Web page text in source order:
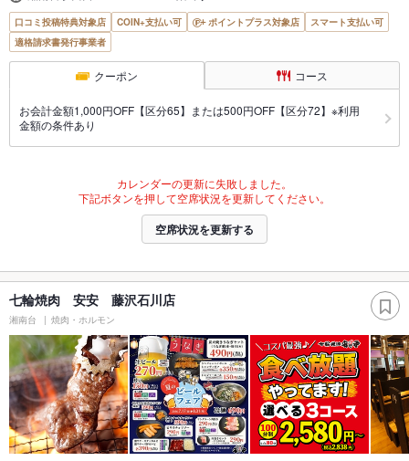
口コミ投稿特典対象店 COIN+支払い可 ポイントプラス対象店
スマート支払い可
適格請求書発行事業者
クーポン コース
お会計金額1,000円OFF【区分65】または500円OFF【区分72】※利用
金額の条件あり
カレンダーの更新に失敗しました。
下記ボタンを押して空席状況を更新してください。
空席状況を更新する
七輪焼肉 安安 藤沢石川店
湘南台 焼肉・ホルモン